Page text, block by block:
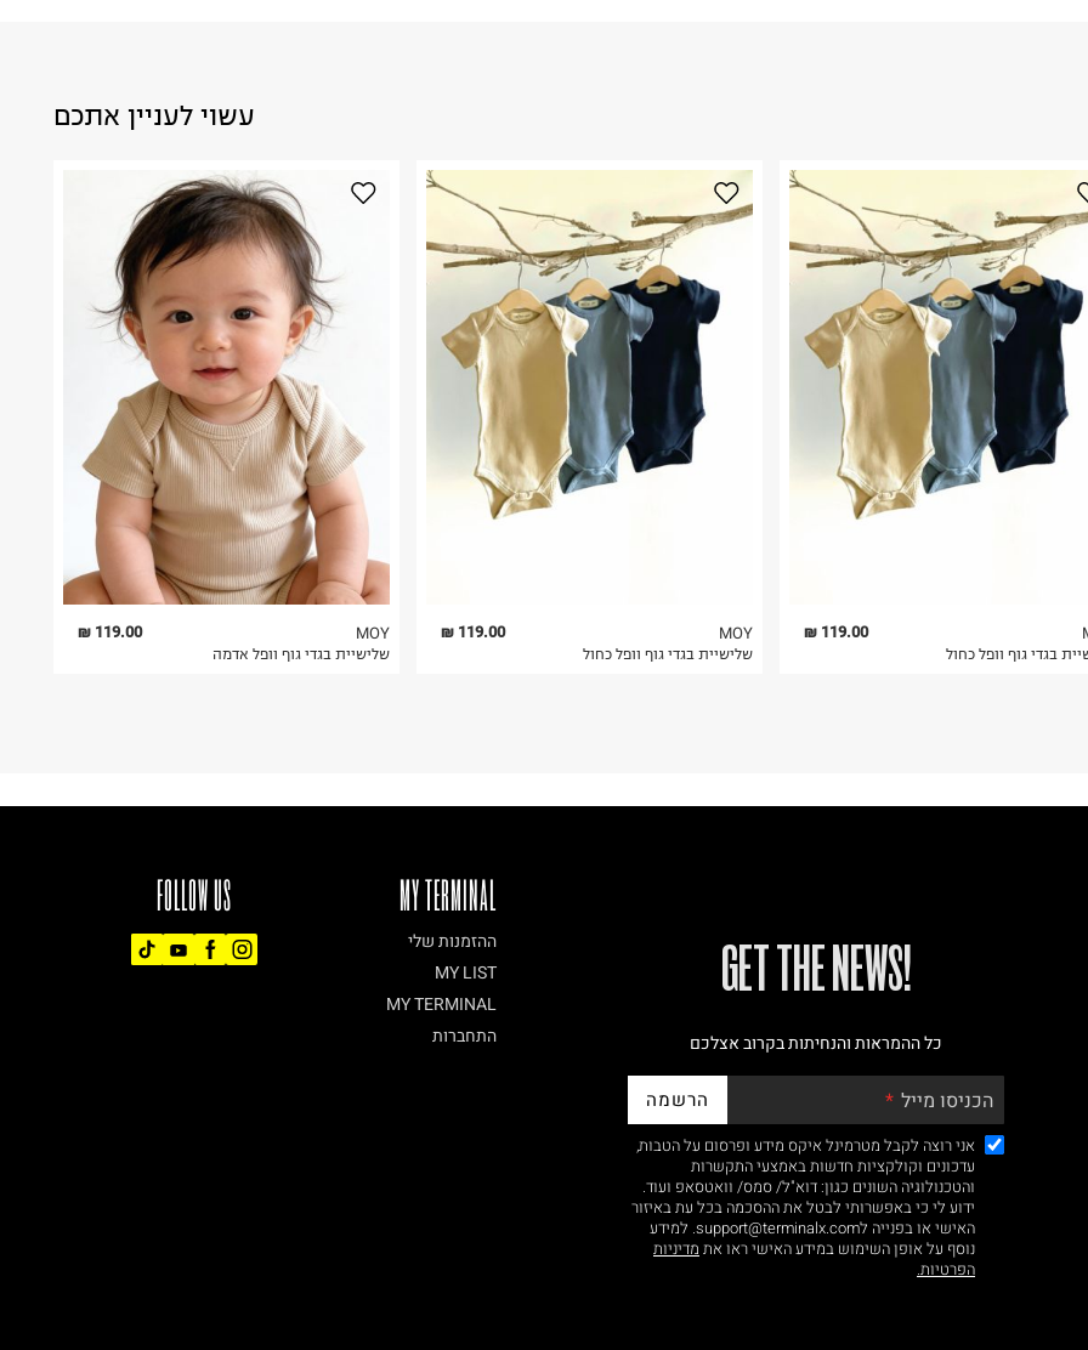
על גבי החבילה
באתר בלבד
בלבד. לא ניתן
עשוי לעניין אתכם
119.00 ₪
MOY
שלישיית בגדי גוף וופל אדמה
119.00 ₪
MOY
שלישיית בגדי גוף וופל כחול
119.00 ₪
בגדי גוף וופל כחול
FOLLOW US MY TERMINAL
ההזמנות שלי
MY LIST
MY TERMINAL
התחברות
!GET THE NEWS
כל ההמראות והנחיתות בקרוב אצלכם
הכניסו מייל הרשמה
אני רוצה לקבל מטרמינל איקס מידע ופרסום על הטבות,
עדכונים וקולקציות חדשות באמצעי התקשרות
והטכנולוגיה השונים כגון: דוא"ל/ סמס/ וואטסאפ ועוד.
ידוע לי כי באפשרותי לבטל את ההסכמה בכל עת באיזור
האישי או בפנייה לsupport@terminalx.com. למידע
נוסף על אופן השימוש במידע האישי ראו את מדיניות
הפרטיות.